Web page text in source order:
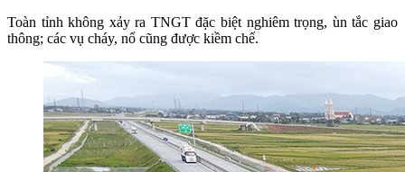
Toàn tỉnh không xảy ra TNGT đặc biệt nghiêm trọng, ùn tắc giao
thông; các vụ cháy, nổ cũng được kiềm chế.